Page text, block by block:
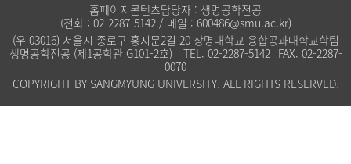
홈페이지콘텐츠담당자 : 생명공학전공
(전화 : 02-2287-5142/ 메일 : 600486@smu.ac.kr)
(우 03016) 서울시 종로구 홍지문2길 20 상명대학교 융합공과대학교학팀
생명공학전공 (제1공학관 G101-2호)
TEL. 02-2287-5142 FAX. 02-2287-
0070
COPYRIGHT BY SANGMYUNG UNIVERSITY. ALL RIGHTS RESERVED.